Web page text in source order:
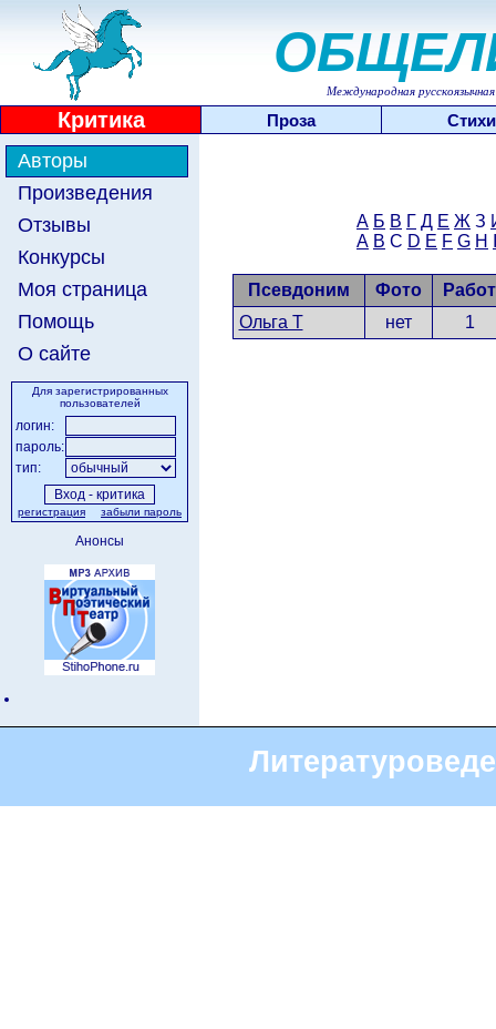
Международная
Критика Проза Стихи
Авторы
Произведения
Отзывы
Конкурсы
Моя страница
Помощь
О сайте
Для зарегистрированных
пользователей
логин:
пароль:
тип:
регистрация забыли пароль
Анонсы
А Б В Г Д Е Ж З
A B C D E F G H
Псевдоним Фото
Работ
Ольга Т
нет 1